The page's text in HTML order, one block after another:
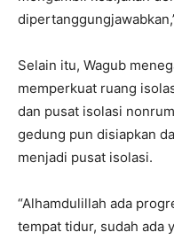
Selain itu, Wagub
memperkuat ruang
dan pusat isolasi
gedung pun disiapkan
menjadi pusat isolasi.
“Alhamdulillah ada
tempat tidur, sudah ada